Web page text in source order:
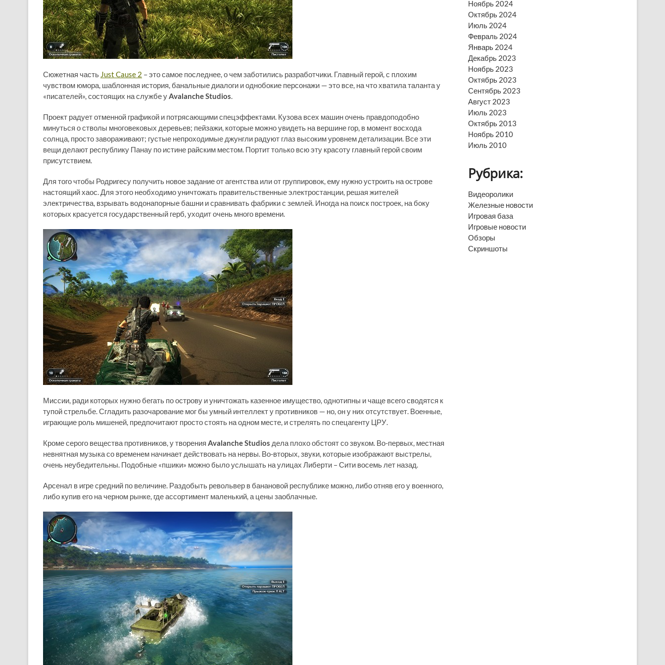
Сюжетная часть Just Cause 2 – это самое последнее, о чем заботились разработчики. Главный герой, с плохим
чувством юмора, шаблонная история, банальные диалоги и однобокие персонажи — это все, на что хватила таланта у
«писателей», состоящих на службе уAvalanche Studios.
Проект радует отменной графикой и потрясающими спецэффектами. Кузова всех машин очень правдоподобно
минуться о стволы многовековых деревьев; пейзажи, которые можно увидеть на вершине гор, в момент восхода
солнца, просто завораживают; густые непроходимые джунгли радуют глаз высоким уровнем детализации. Все эти
вещи делают республику Панау по истине райским местом. Портит только всю эту красоту главный герой своим
присутствием.
Для того чтобы Родригесу получить новое задание от агентства или от группировок, ему нужно устроить на острове
настоящий хаос. Для этого необходимо уничтожать правительственные электростанции, решая жителей
электричества, взрывать водонапорные башни и сравнивать фабрики с землей. Иногда на поиск построек, на боку
которых красуется государственный герб, уходит очень много времени.
Миссии, ради которых нужно бегать по острову и уничтожать казенное имущество, однотипны и чаще всего сводятся к
тупой стрельбе. Сгладить разочарование мог бы умный интеллект у противников — но, он у них отсутствует. Военные,
играющие роль мишеней, предпочитают просто стоять на одном месте, и стрелять по спецагенту ЦРУ.
Кроме серого вещества противников, у творения Avalanche Studios дела плохо обстоят со звуком. Во-первых, местная
невнятная музыка со временем начинает действовать на нервы. Во-вторых, звуки, которые изображают выстрелы,
очень неубедительны. Подобные «пшики» можно было услышать на улицах Либерти – Сити восемь лет назад.
Арсенал в игре средний по величине. Раздобыть револьвер в банановой республике можно, либо отняв его у военного,
либо купив его на черном рынке, где ассортимент маленький, а цены заоблачные.
Ноябрь 2024
Октябрь 2024
Июль 2024
Февраль 2024
Январь 2024
Декабрь 2023
Ноябрь 2023
Октябрь 2023
Сентябрь 2023
Август 2023
Июль 2023
Октябрь 2013
Ноябрь 2010
Июль 2010
Рубрика:
Видеоролики
Железные новости
Игровая база
Игровые новости
Обзоры
Скриншоты